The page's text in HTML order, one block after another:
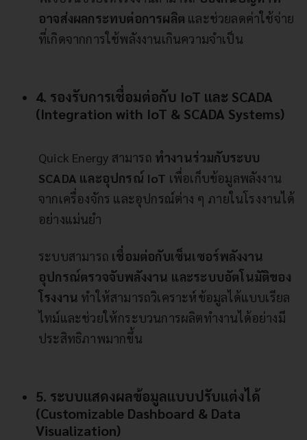
อาจส่งผลกระทบต่อการผลิต และช่วยลดค่าใช้จ่าย
ที่เกิดจากการใช้พลังงานเกินความจำเป็น
4. รองรับการเชื่อมต่อกับ IoT และ SCADA
(Integration with IoT & SCADA Systems)
Quick Energy สามารถ ทำงานร่วมกับระบบ
SCADA และอุปกรณ์ IoT เพื่อเก็บข้อมูลพลังงาน
จากเครื่องจักร และอุปกรณ์ต่าง ๆ ภายในโรงงานได้
อย่างแม่นยำ
ระบบสามารถ เชื่อมต่อกับเซ็นเซอร์พลังงาน
อุปกรณ์ตรวจจับพลังงาน และระบบอัตโนมัติของ
โรงงาน ทำให้สามารถวิเคราะห์ข้อมูลได้แบบเรียล
ไทม์และช่วยให้กระบวนการผลิตทำงานได้อย่างมี
ประสิทธิภาพมากขึ้น
5. ระบบแสดงผลข้อมูลแบบปรับแต่งได้
(Customizable Dashboard & Data
Visualization)